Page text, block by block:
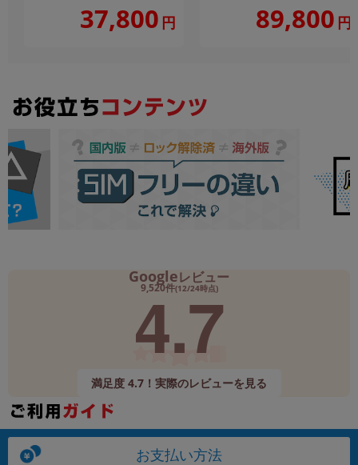
37,800 円 89,800 円
Googleレビュー
9,520件(12/24時点)
4.7
満足度 4.7！実際のレビューを見る
お支払い方法